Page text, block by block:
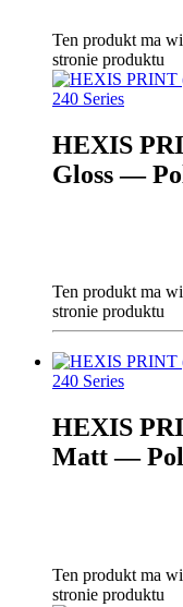
Ten produkt ma
stronie produktu
HEXIS
Gloss —
Ten produkt ma
stronie produktu
HEXIS
Matt —
Ten produkt ma
stronie produktu